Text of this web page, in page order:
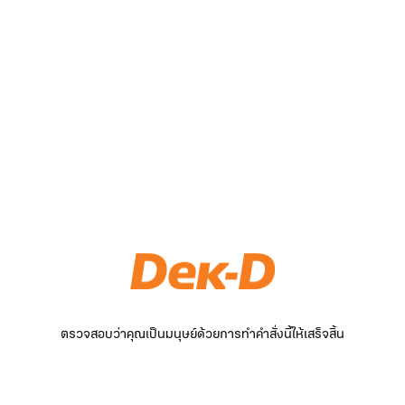
ตรวจสอบว่าคุณเป็นมนุษย์ด้วยการทำคำสั่งนี้ให้เสร็จสิ้น